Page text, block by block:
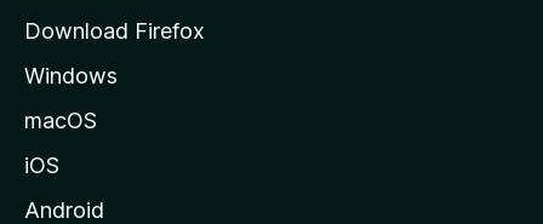
d
a
z
i
Download Firefox
Windows
macOS
iOS
Android